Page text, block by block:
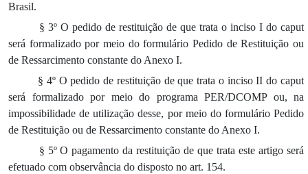
Brasil.
§ 3º O pedido de restituição de que trata o inciso I do caput
será formalizado por meio do formulário Pedido de Restituição ou
de Ressarcimento constante do Anexo I.
§ 4º O pedido de restituição de que trata o inciso II do caput
será formalizado por meio do programa PER/DCOMP ou, na
impossibilidade de utilização desse, por meio do formulário Pedido
de Restituição ou de Ressarcimento constante do Anexo I.
§ 5º O pagamento da restituição de que trata este artigo será
efetuado com observância do disposto no art. 154.